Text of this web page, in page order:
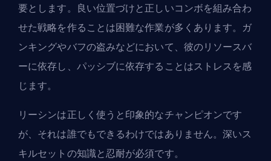
要とします。良い位置づけと正しいコンボを組み合わ
せた戦略を作ることは困難な作業が多くあります。ガ
ンキングやバフの盗みなどにおいて、彼のリソースバ
ーに依存し、パッシブに依存することはストレスを感
じます。
リーシンは正しく使うと印象的なチャンピオンです
が、それは誰でもできるわけではありません。深いス
キルセットの知識と忍耐が必須です。